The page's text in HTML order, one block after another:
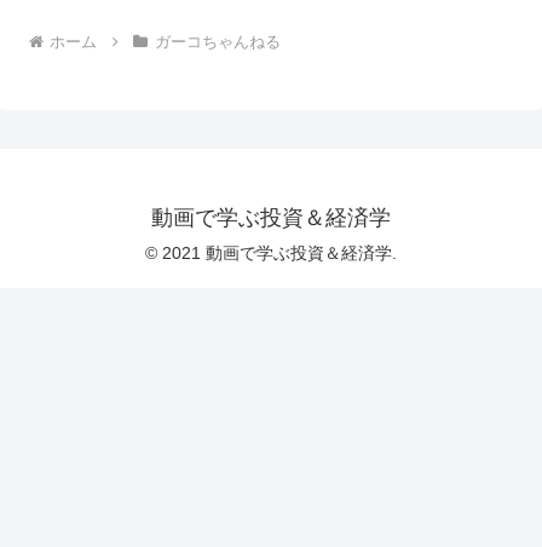
ホーム ガーコちゃんねる
動画で学ぶ投資＆経済学
© 2021 動画で学ぶ投資＆経済学.